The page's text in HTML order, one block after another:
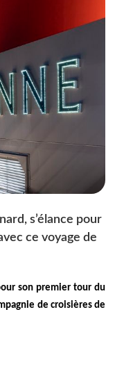
s’élance pour
ce voyage de
son premier tour du
de croisières de